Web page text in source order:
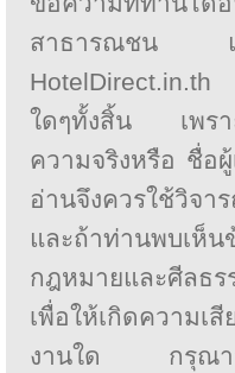
สาธารณชน แล
ใดๆทั้งสิ้น เพราะ
ความจริงหรือ ชื่อ
อ่านจึงควรใช้วิจ
และถ้าท่านพบเห็
กฎหมายและศีลธร
เพื่อให้เกิดความเ
งานใด กรุ